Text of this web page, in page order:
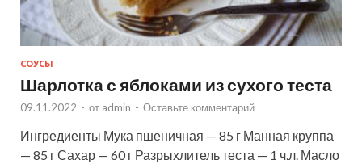
СОУСЫ
Шарлотка с яблоками из сухого теста
09.11.2022 - от admin - Оставьте комментарий
Ингредиенты Мука пшеничная — 85 г Манная круппа
— 85 г Сахар — 60 г Разрыхлитель теста — 1 ч.л. Масло